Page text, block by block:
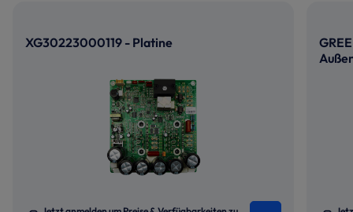
XG30223000119 - Platine